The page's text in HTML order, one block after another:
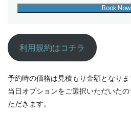
利用規約はコチラ
予約時の価格は見積もり金額となりま
当日オプションをご選択いただいた
ただきます。